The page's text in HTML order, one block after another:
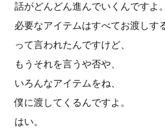
話がどんどん進んでいくんですよ。
必要なアイテムはすべてお渡しす
って言われたんですけど、
もうそれを言うや否や、
いろんなアイテムをね、
僕に渡してくるんですよ。
はい。